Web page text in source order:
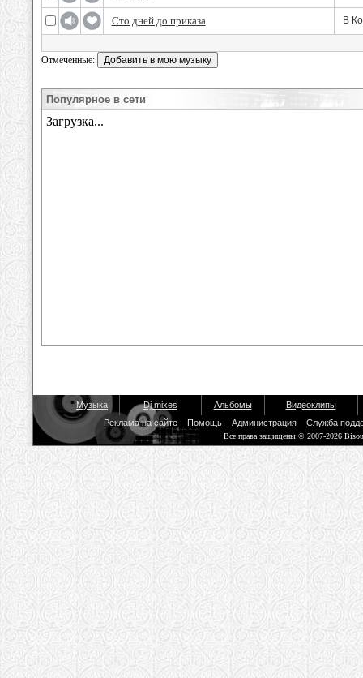
Сто дней до приказа В
Отмеченные:
Популярное в сети
Музыка Dj mixes Альбомы
Видеоклипы
Реклама на сайте
Помощь Администрация Служба
Все права защищены © 2007-2026